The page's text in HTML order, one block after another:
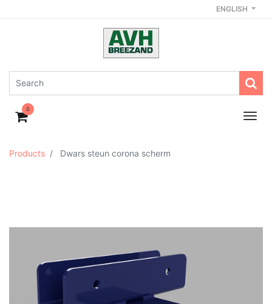
ENGLISH
0
Products Dwars steun corona scherm